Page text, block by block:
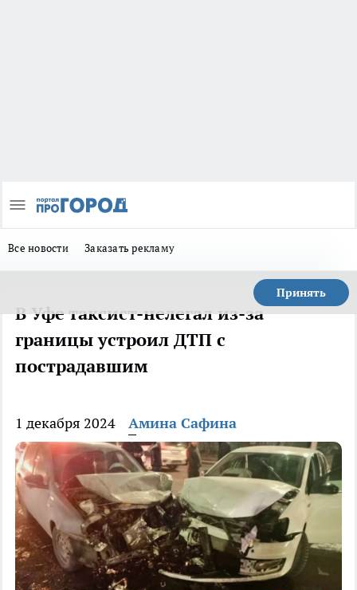
Все новости Заказать рекламу
Принять
В Уфе таксист-нелегал из-за
границы устроил ДТП с
пострадавшим
1 декабря 2024 Амина Сафина